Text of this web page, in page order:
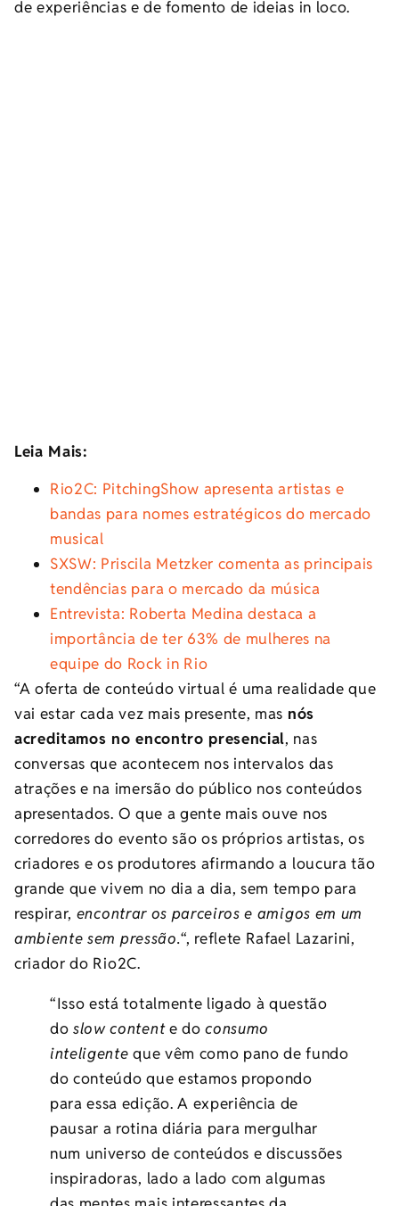
de experiências e de fomento de ideias in loco.
Leia Mais:
Rio2C: PitchingShow apresenta artistas e
bandas para nomes estratégicos do mercado
musical
SXSW: Priscila Metzker comenta as principais
tendências para o mercado da música
Entrevista: Roberta Medina destaca a
importância de ter 63% de mulheres na
equipe do Rock in Rio
“A oferta de conteúdo virtual é uma realidade que
vai estar cada vez mais presente, mas nós
acreditamos no encontro presencial, nas
conversas que acontecem nos intervalos das
atrações e na imersão do público nos conteúdos
apresentados. O que a gente mais ouve nos
corredores do evento são os próprios artistas, os
criadores e os produtores afirmando a loucura tão
grande que vivem no dia a dia, sem tempo para
respirar, encontrar os parceiros e amigos em um
ambiente sem pressão.“, reflete Rafael Lazarini,
criador do Rio2C.
“Isso está totalmente ligado à questão
doslow contente doconsumo
inteligente que vêm como pano de fundo
do conteúdo que estamos propondo
para essa edição. A experiência de
pausar a rotina diária para mergulhar
num universo de conteúdos e discussões
inspiradoras, lado a lado com algumas